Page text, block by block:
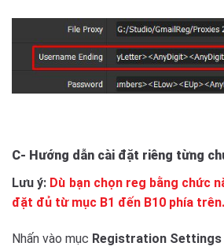
C- Hướng dẫn cài đặt riêng từng
Lưu ý: Dù bạn chọn reg bằng chức
đặt đủ từ mục B1 đến B10 phía trên.
Nhấn vào mục Registration Settings